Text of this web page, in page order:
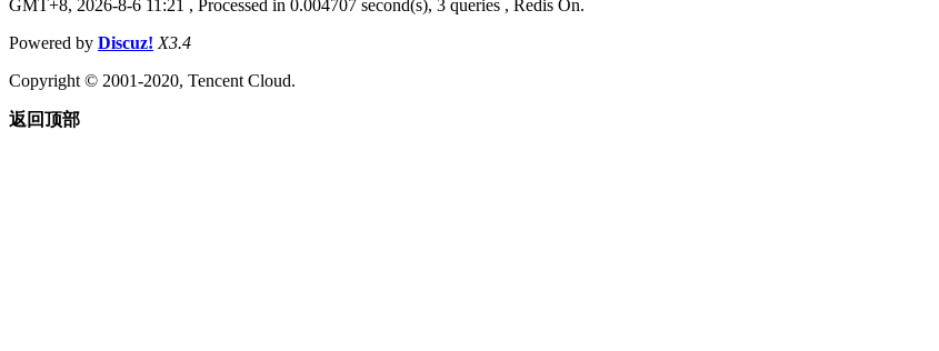
GMT+8, 2026-8-6 11:21 , Processed in 0.004707 second(s), 3 queries , Redis On.
Powered by Discuz! X3.4
Copyright © 2001-2020, Tencent Cloud.
返回顶部